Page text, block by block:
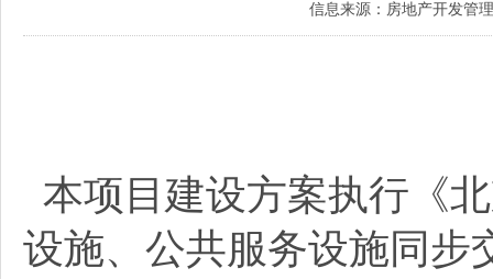
信息来源：房地产开发管
本项目建设方案执行《
设施、公共服务设施同步